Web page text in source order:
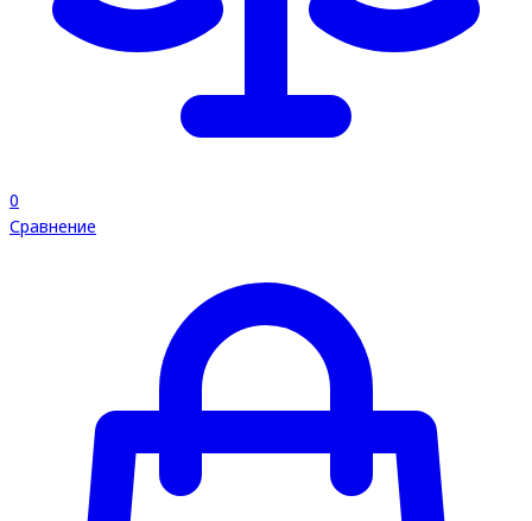
0
Сравнение